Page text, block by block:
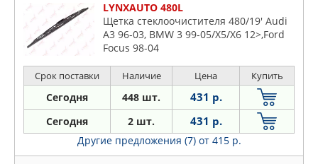
LYNXAUTO 480L
Щетка стеклоочистителя 480/19' Audi
A3 96-03, BMW 3 99-05/X5/X6 12>,Ford
Focus 98-04
Срок поставки Наличие Цена Купить
Сегодня 448 шт. 431 р.
Сегодня 2 шт. 431 р.
Другие предложения (7) от 415 р.